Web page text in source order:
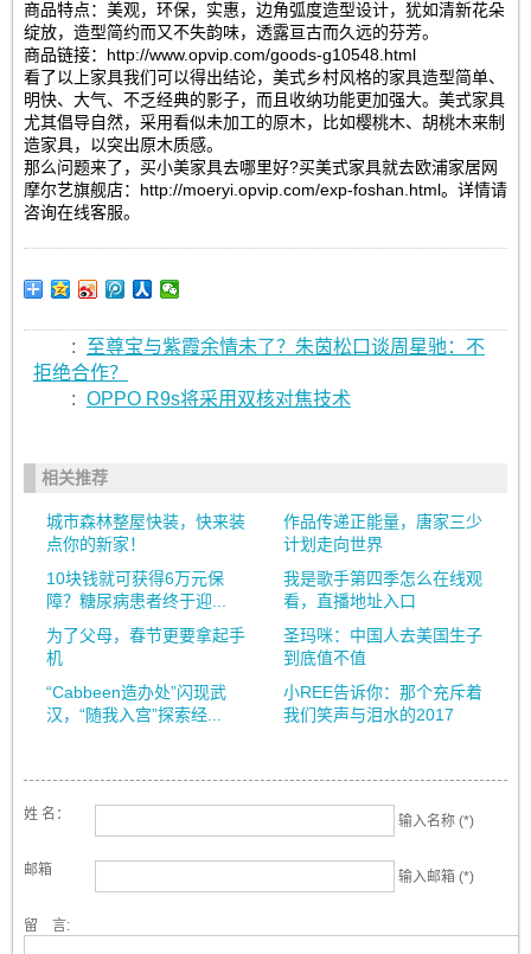
商品特点：美观，环保，实惠，边角弧度造型设计，犹如清新花朵
绽放，造型简约而又不失韵味，透露亘古而久远的芬芳。
商品链接：http://www.opvip.com/goods-g10548.html
看了以上家具我们可以得出结论，美式乡村风格的家具造型简单、
明快、大气、不乏经典的影子，而且收纳功能更加强大。美式家具
尤其倡导自然，采用看似未加工的原木，比如樱桃木、胡桃木来制
造家具，以突出原木质感。
那么问题来了，买小美家具去哪里好?买美式家具就去欧浦家居网
摩尔艺旗舰店：http://moeryi.opvip.com/exp-foshan.html。详情请
咨询在线客服。
:
至尊宝与紫霞余情未了？朱茵松口谈周星驰：不
拒绝合作？
: OPPO R9s将采用双核对焦技术
相关推荐
城市森林整屋快装，快来装
点你的新家！
作品传递正能量，唐家三少
计划走向世界
10块钱就可获得6万元保
障？糖尿病患者终于迎...
我是歌手第四季怎么在线观
看，直播地址入口
为了父母，春节更要拿起手
机
圣玛咪：中国人去美国生子
到底值不值
“Cabbeen造办处”闪现武
汉，“随我入宫”探索经...
小REE告诉你：那个充斥着
我们笑声与泪水的2017
姓 名： 输入名称 (*)
邮箱 输入邮箱 (*)
留 言: